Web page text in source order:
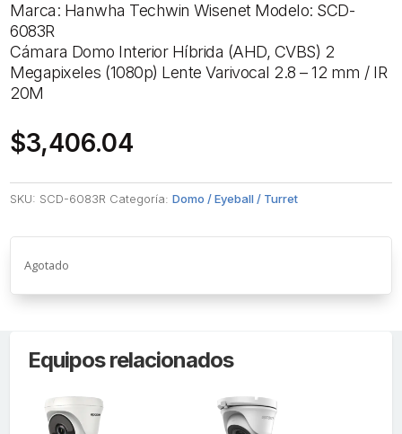
Marca: Hanwha Techwin Wisenet Modelo: SCD-
6083R
Cámara Domo Interior Híbrida (AHD, CVBS) 2
Megapixeles (1080p) Lente Varivocal 2.8 – 12 mm / IR
20M
$3,406.04
SKU: SCD-6083R Categoría:Domo / Eyeball / Turret
Agotado
Equipos relacionados